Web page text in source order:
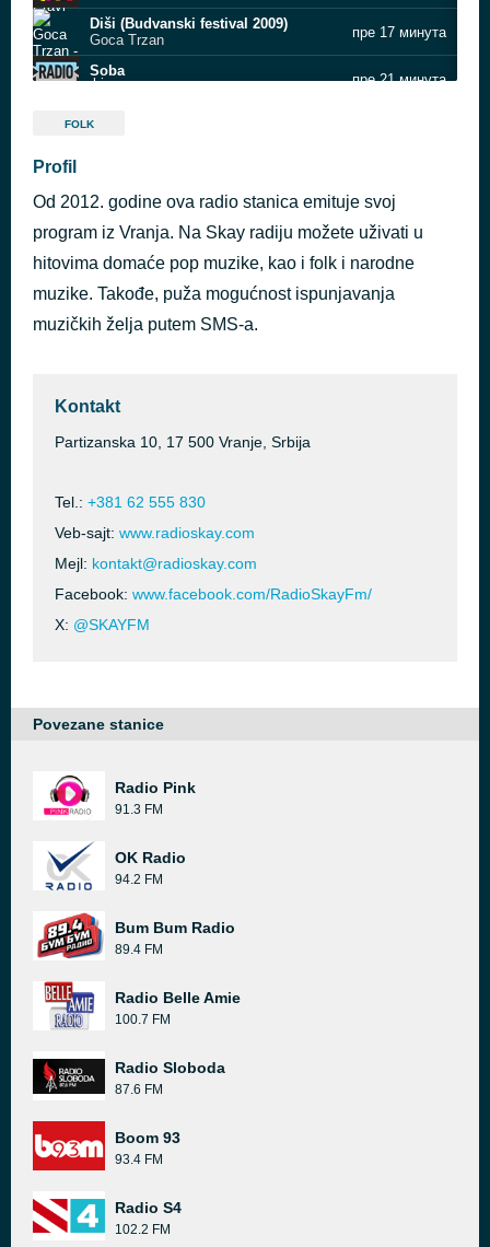
Diši (Budvanski festival 2009)
Goca Trzan
пре 17 минута
Soba
пре 21 минута
Svice dan
A kapela
Edita
Ne diraj mi noci
пре 43 минута
FOLK
Profil
Od 2012. godine ova radio stanica emituje svoj
program iz Vranja. Na Skay radiju možete uživati u
hitovima domaće pop muzike, kao i folk i narodne
muzike. Takođe, puža mogućnost ispunjavanja
muzičkih želja putem SMS-a.
Kontakt
Partizanska 10, 17 500 Vranje, Srbija
Tel.: +381 62 555 830
Veb-sajt: www.radioskay.com
Mejl: kontakt@radioskay.com
Facebook: www.facebook.com/RadioSkayFm/
X: @SKAYFM
Povezane stanice
Radio Pink
91.3 FM
OK Radio
94.2 FM
Bum Bum Radio
89.4 FM
Radio Belle Amie
100.7 FM
Radio Sloboda
87.6 FM
Boom 93
93.4 FM
Radio S4
102.2 FM